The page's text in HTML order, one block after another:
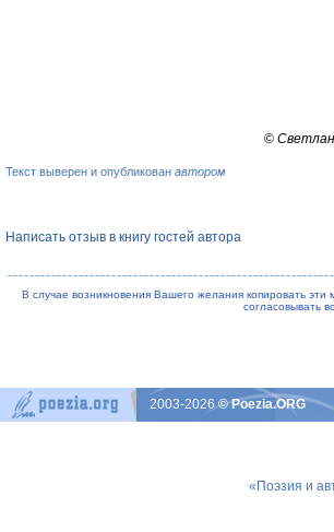
©
Текст выверен и опубликован автором
Написать отзыв в книгу гостей автора
В случае возникновения Вашего желания копировать
согласовывать
2003-2026© Poezia.ORG
«Поэзия и